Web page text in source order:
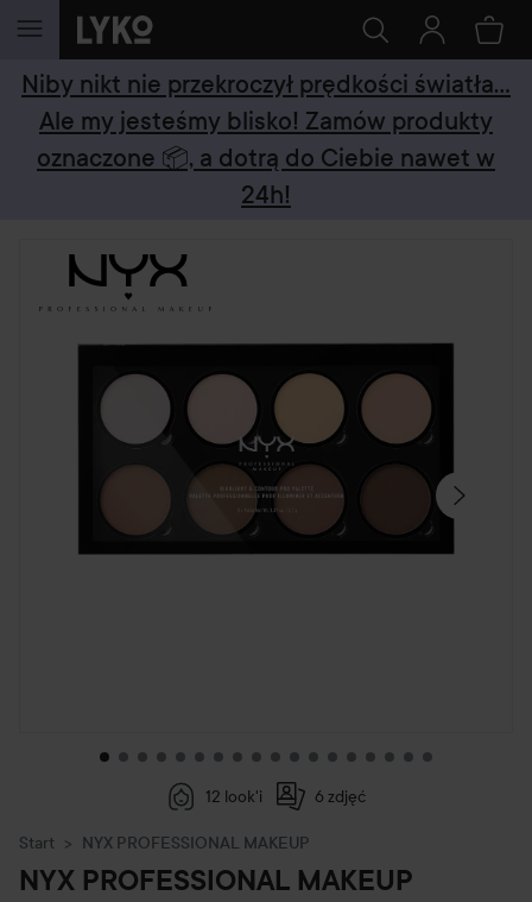
PRZEJDŹ DO TREŚCI
Niby nikt nie przekroczył prędkości światła...
Ale my jesteśmy blisko! Zamów produkty
oznaczone 📦, a dotrą do Ciebie nawet w
24h!
POMIŃ SEKCJĘ
12 look'i 6 zdjęć
Start NYX PROFESSIONAL MAKEUP
NYX PROFESSIONAL MAKEUP